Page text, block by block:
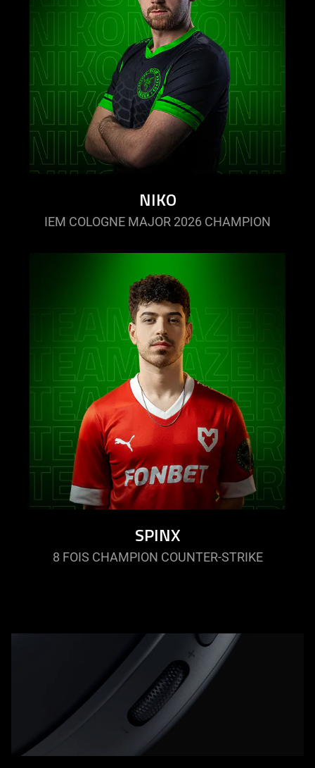
NIKO
IEM COLOGNE MAJOR 2026 CHAMPION
SPINX
8 FOIS CHAMPION COUNTER-STRIKE